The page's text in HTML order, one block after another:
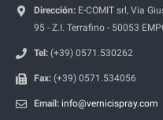
Dirección: E-COMIT srl, Via
95 - Z.I. Terrafino - 50053
Tel: (+39) 0571.530262
Fax: (+39) 0571.534056
Email: info@vernicispray.com